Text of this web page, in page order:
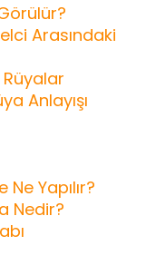
Arasındaki
Rüyalar
Anlayışı
Yapılır?
Nedir?